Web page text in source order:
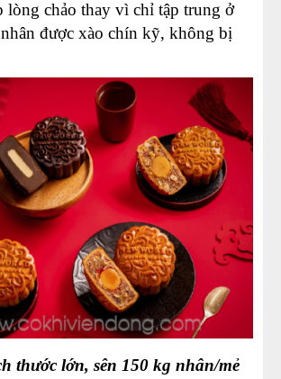
lòng chảo thay vì chỉ tập trung ở
được xào chín kỹ, không bị
thước lớn, sên 150 kg nhân/mẻ